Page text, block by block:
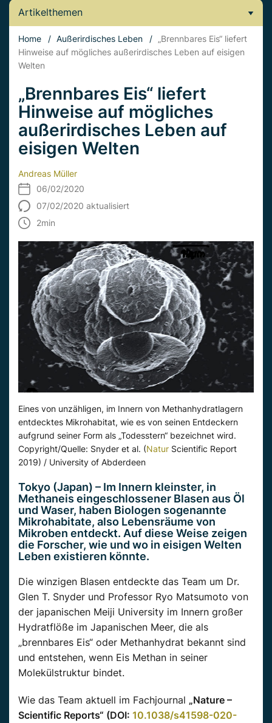
Artikelthemen
Home / Außerirdisches Leben / „Brennbares Eis“ liefert
Hinweise auf mögliches außerirdisches Leben auf eisigen
Welten
„Brennbares Eis“ liefert
Hinweise auf mögliches
außerirdisches Leben auf
eisigen Welten
Andreas Müller
06/02/2020
07/02/2020 aktualisiert
2min
Eines von unzähligen, im Innern von Methanhydratlagern
entdecktes Mikrohabitat, wie es von seinen Entdeckern
aufgrund seiner Form als „Todesstern“ bezeichnet wird.
Copyright/Quelle: Snyder et al. (Natur Scientific Report
2019) / University of Abderdeen
Tokyo (Japan) – Im Innern kleinster, in
Methaneis eingeschlossener Blasen aus Öl
und Waser, haben Biologen sogenannte
Mikrohabitate, also Lebensräume von
Mikroben entdeckt. Auf diese Weise zeigen
die Forscher, wie und wo in eisigen Welten
Leben existieren könnte.
Die winzigen Blasen entdeckte das Team um Dr.
Glen T. Snyder und Professor Ryo Matsumoto von
der japanischen Meiji University im Innern großer
Hydratflöße im Japanischen Meer, die als
„brennbares Eis“ oder Methanhydrat bekannt sind
und entstehen, wenn Eis Methan in seiner
Molekülstruktur bindet.
Wie das Team aktuell im Fachjournal „Nature –
Scientific Reports“ (DOI: 10.1038/s41598-020-